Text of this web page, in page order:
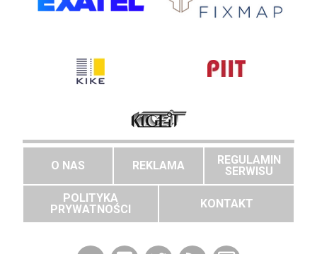
O NAS REKLAMA
REGULAMIN
SERWISU
POLITYKA
PRYWATNOŚCI
KONTAKT